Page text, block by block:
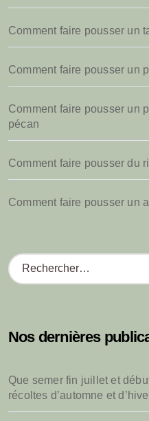
Comment faire pousser un
Comment faire pousser un
Comment faire pousser un
pécan
Comment faire pousser du
Comment faire pousser un
R
e
r
e
r
Nos dernières
Que semer fin juillet et
récoltes d’automne et